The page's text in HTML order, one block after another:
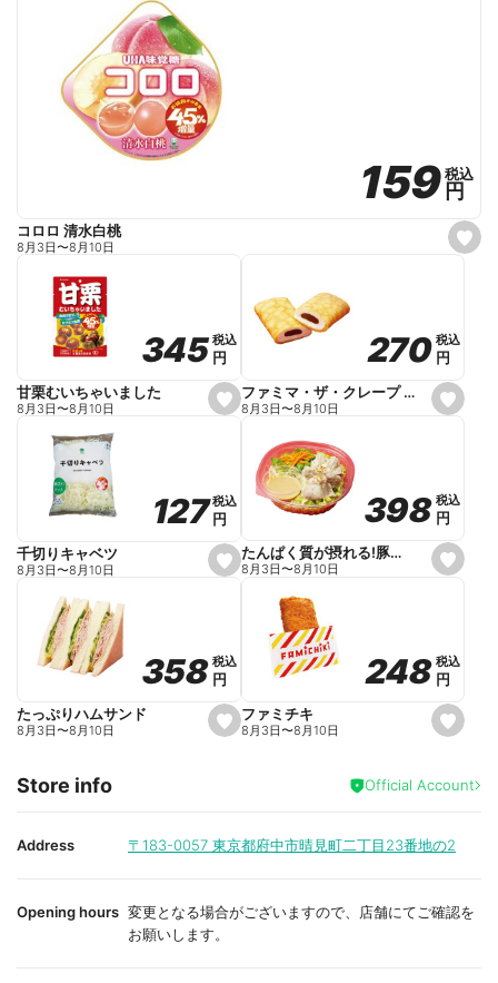
s
e
159
159税込
税込
円
円
コロロ 清水白桃
8月3日〜8月10日
s
e
o
r
i
e
345
345税込
税込
円
円
甘栗むいちゃいました
8月3日〜8月10日
s
e
o
r
i
e
270
270 税込
税込
円
円
ファミマ・ザ・クレープ 生チョコ
8月3日〜8月10日
s
e
o
r
i
e
127
127税込
税込
円
円
千切りキャベツ
8月3日〜8月10日
s
e
o
r
i
e
398
398 税込
税込
円
円
たんぱく質が摂れる!豚しゃぶのパスタサラダ
8月3日〜8月10日
s
e
i
t
358
358税込
税込
円
円
たっぷりハムサンド
8月3日〜8月10日
s
e
a
i
t
248
248 税込
税込
円
円
ファミチキ
8月3日〜8月10日
Store info Official Account
Address 〒183-0057 東京都府中市晴見町二丁目23番地の2
Opening hours 変更となる場合がございますので、店舗にてご確認を
お願いします。